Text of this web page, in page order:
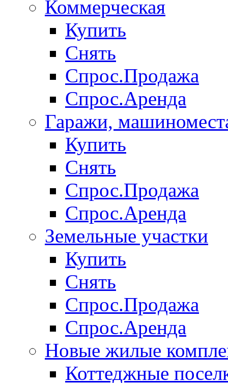
Коммерческая
Купить
Снять
Спрос.Продажа
Спрос.Аренда
Гаражи,
Купить
Снять
Спрос.Продажа
Спрос.Аренда
Земельные участки
Купить
Снять
Спрос.Продажа
Спрос.Аренда
Новые жилые
Коттеджные